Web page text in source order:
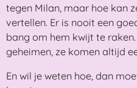
tegen Milan, maar hoe kan
vertellen. Er is nooit een
bang om hem kwijt te
geheimen, ze komen altijd
En wil je weten hoe, dan